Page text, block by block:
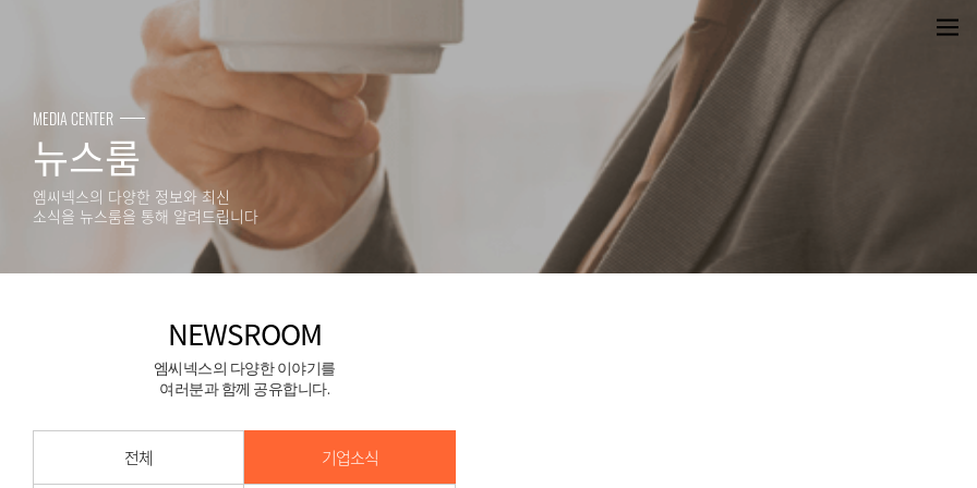
MEDIA CENTER
뉴스룸
엠씨넥스의 다양한 정보와 최신
소식을 뉴스룸을 통해 알려드립니다
NEWSROOM
엠씨넥스의 다양한 이야기를
여러분과 함께 공유합니다.
전체 기업소식